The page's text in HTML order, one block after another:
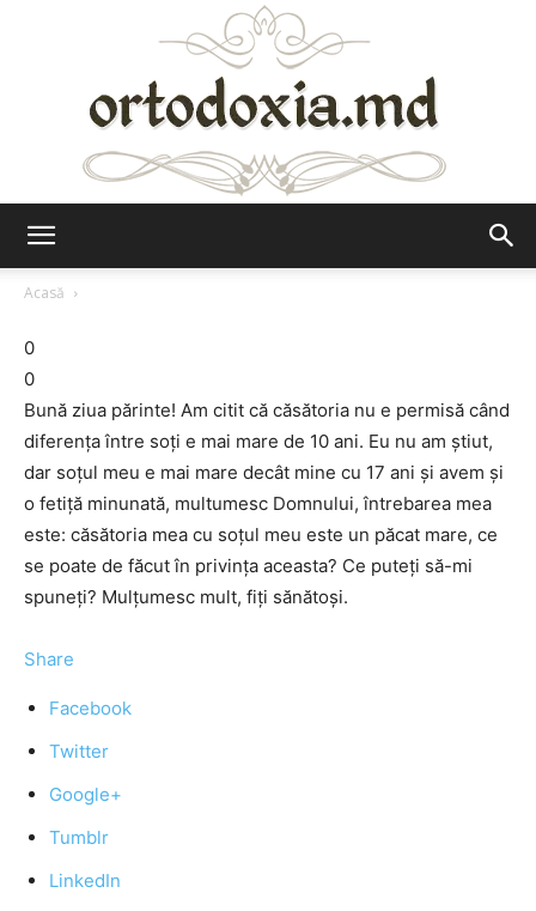
Acasă
0
0
Bună ziua părinte! Am citit că căsătoria nu e permisă când
diferenţa între soţi e mai mare de 10 ani. Eu nu am ştiut,
dar soţul meu e mai mare decât mine cu 17 ani şi avem şi
o fetiţă minunată, multumesc Domnului, întrebarea mea
este: căsătoria mea cu soţul meu este un păcat mare, ce
se poate de făcut în privinţa aceasta? Ce puteţi să-mi
spuneţi? Mulţumesc mult, fiţi sănătoşi.
Share
Facebook
Twitter
Google+
Tumblr
LinkedIn